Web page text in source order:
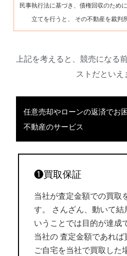
民事執行法に基づき、債権回収のため
立てを行うと、 その不動産を裁判
上記を考えると、競売になる
ストだといえ
任意売却やローンの返済でお
不動産のサービス
❶買取保証
当社が査定金額での買取
す。 さんざん、動いて結
いうことでは目的が達成
当社の 査定金額であれば
ご自宅を当社で買取した